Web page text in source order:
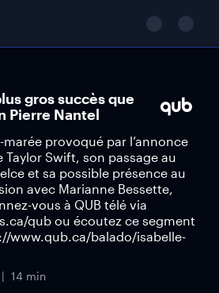
gros succès que
Pierre Nantel
marée provoqué par l’annonce
Swift, son passage au
et sa possible présence au
avec Marianne Bessette,
vous à QUB télé via
qub ou écoutez ce segment
www.qub.ca/balado/isabelle-
14 min